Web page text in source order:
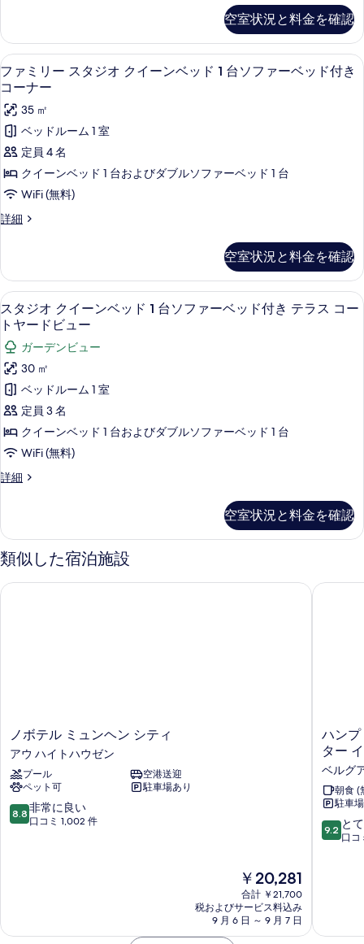
ビ
ュ
ー
の
す
べ
て
の
写
表
示
す
る
テ
ビ
ュ
ー
の
詳
細
イ
ー
ン
ベ
ッ
ド
1
台
ソ
フ
ー
ベ
ッ
ド
付
き
コ
ー
ト
ヤ
ー
ュ
ー
の
表
示
す
る
ア
ス
タ
ジ
オ
ク
イ
ー
ン
ベ
ド
1
台
ァ
ベ
ッ
ド
付
き
コ
ー
ト
ヤ
ー
ド
ュ
細
空室状況と料金を確認
フ
ァ
ミ
リ
ー
ス
タ
ジ
イ
ー
ン
ベ
ッ
ド
台
ソ
フ
ァ
ベ
ッ
ド
付
す
べ
て
の
写
す
ファミリー スタジオ クイーンベッ
8
ファミリー スタジオ クイーンベッド 1 台ソファーベッド付き
コーナー
35 ㎡
ベッドルーム 1 室
定員 4 名
クイーンベッド 1 台およびダブルソファーベッド 1 台
WiFi (無料)
詳細
フ
ー
ス
タ
ジ
オ
ク
イ
ー
ン
ベ
ド
ソ
ベ
ッ
ド
付
空室状況と料金を確認
ス
タ
ジ
オ
ク
イ
ー
ン
ベ
1
台
ソ
フ
き
テ
ラ
ス
コ
ド
スタジオ クイーンベッド 1 台ソフ
7
スタジオ クイーンベッド 1 台ソファーベッド付き テラス コー
トヤードビュー
ガーデンビュー
30 ㎡
ベッドルーム 1 室
定員 3 名
クイーンベッド 1 台およびダブルソファーベッド 1 台
WiFi (無料)
詳細
ス
ク
イ
ー
ベ
き
ス
ビ
空室状況と料金を確認
類似した宿泊施設
ノ
ボ
テ
ル
ミ
ュ
ン
ハ
ノボテル ミュンヘン シティ
アウ ハイトハウゼン
プール
空港送迎
ペット可
駐車場あり
10
段
い、
8.8 非常に良い
口コミ 1,002 件
現
在
の
料
金
￥20,281
合計 ￥21,700
税およびサービス料込み
9 月 6 日 ～ 9 月 7 日
ノボテル ミュンヘン シティ
ハ
ン
プ
ト
ン
バ
イ
ヒ
ヘ
ハンプ
ター
ベルグ
朝食 (
駐車
10
段
素
9.2 と
口コ
ハンプ